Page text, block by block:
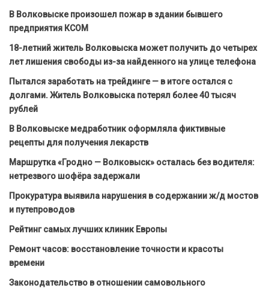
В Волковыске произошел пожар в здании бывшего
предприятия КСОМ
18-летний житель Волковыска может получить до четырех
лет лишения свободы из-за найденного на улице телефона
Пытался заработать на трейдинге — в итоге остался с
долгами. Житель Волковыска потерял более 40 тысяч
рублей
В Волковыске медработник оформляла фиктивные
рецепты для получения лекарств
Маршрутка «Гродно — Волковыск» осталась без водителя:
нетрезвого шофёра задержали
Прокуратура выявила нарушения в содержании ж/д мостов
и путепроводов
Рейтинг самых лучших клиник Европы
Ремонт часов: восстановление точности и красоты
времени
Законодательство в отношении самовольного